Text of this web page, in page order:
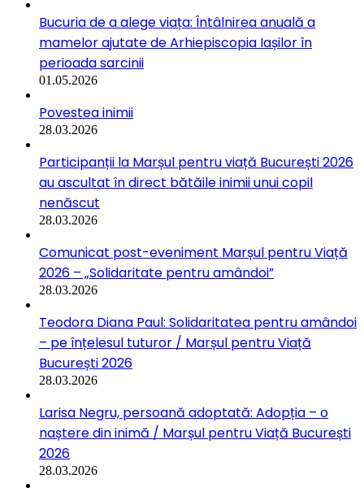
Bucuria de a alege viața: Întâlnirea anuală a
mamelor ajutate de Arhiepiscopia Iașilor în
perioada sarcinii
01.05.2026
Povestea inimii
28.03.2026
Participanții la Marșul pentru viață București 2026
au ascultat în direct bătăile inimii unui copil
nenăscut
28.03.2026
Comunicat post-eveniment Marșul pentru Viață
2026 – „Solidaritate pentru amândoi”
28.03.2026
Teodora Diana Paul: Solidaritatea pentru amândoi
– pe înțelesul tuturor / Marșul pentru Viață
București 2026
28.03.2026
Larisa Negru, persoană adoptată: Adopția – o
naștere din inimă / Marșul pentru Viață București
2026
28.03.2026